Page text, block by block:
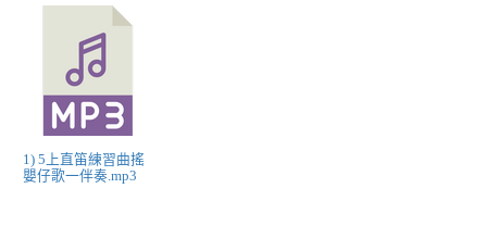
1) 5上直笛練習曲搖
嬰仔歌一伴奏.mp3